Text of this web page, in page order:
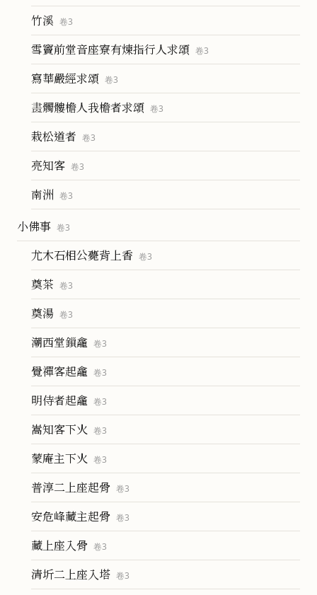
竹溪 卷3
雪竇前堂音座寮有煉指行人求頌 卷3
寫華嚴經求頌 卷3
𦘕髑髏檐人我檐者求頌 卷3
栽松道者 卷3
亮知客 卷3
南洲 卷3
小佛事 卷3
尤木石相公薨背上香 卷3
奠茶 卷3
奠湯 卷3
潮西堂鎻龕 卷3
覺禪客起龕 卷3
明侍者起龕 卷3
嵩知客下火 卷3
蒙庵主下火 卷3
普淳二上座起骨 卷3
安危峰藏主起骨 卷3
藏上座入骨 卷3
清圻二上座入塔 卷3